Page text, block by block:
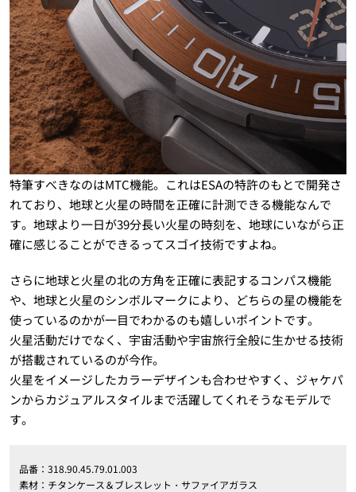
特筆すべきなのはMTC機能。これはESAの特許のもとで開発さ
れており、地球と火星の時間を正確に計測できる機能なんで
す。地球より一日が39分長い火星の時刻を、地球にいながら正
確に感じることができるってスゴイ技術ですよね。
さらに地球と火星の北の方角を正確に表記するコンパス機能
や、地球と火星のシンボルマークにより、どちらの星の機能を
使っているのかが一目でわかるのも嬉しいポイントです。
火星活動だけでなく、宇宙活動や宇宙旅行全般に生かせる技術
が搭載されているのが今作。
火星をイメージしたカラーデザインも合わせやすく、ジャケパ
ンからカジュアルスタイルまで活躍してくれそうなモデルで
す。
品番：318.90.45.79.01.003
素材：チタンケース＆ブレスレット・サファイアガラス